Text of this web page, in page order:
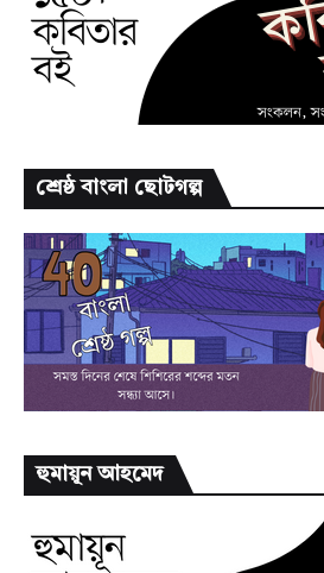
শ্রেষ্ঠ বাংলা ছোটগল্প
হুমায়ূন আহমেদ